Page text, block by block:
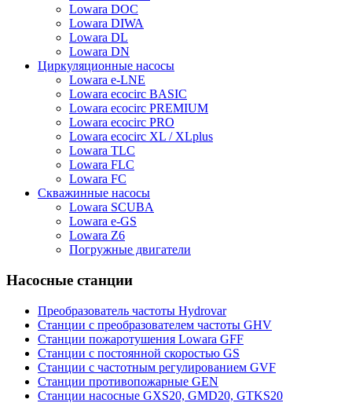
Lowara DOC
Lowara DIWA
Lowara DL
Lowara DN
Циркуляционные насосы
Lowara e-LNE
Lowara ecocirc BASIC
Lowara ecocirc PREMIUM
Lowara ecocirc PRO
Lowara ecocirc XL / XLplus
Lowara TLC
Lowara FLC
Lowara FC
Скважинные насосы
Lowara SCUBA
Lowara e-GS
Lowara Z6
Погружные двигатели
Насосные станции
Преобразователь частоты Hydrovar
Станции с преобразователем частоты GHV
Станции пожаротушения Lowara GFF
Станции с постоянной скоростью GS
Станции с частотным регулированием GVF
Станции противопожарные GEN
Станции насосные GXS20, GMD20, GTKS20